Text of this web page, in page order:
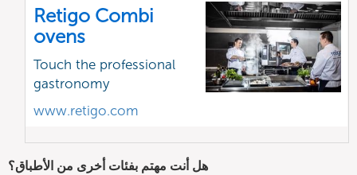
Retigo Combi
ovens
Touch the professional
gastronomy
www.retigo.com
هل أنت مهتم بفئات أخرى من الأطباق؟